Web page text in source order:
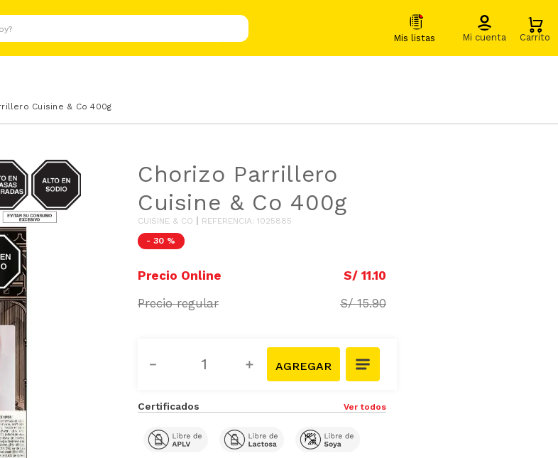
Cuisine & Co 400g
GRASAS-
Chorizo Parrillero
Cuisine & Co 400g
CUISINE & CO REFERENCIA: 1025885
- 30 %
S/ 11.10
S/ 15.90
＋
－
Certificados Ver todos